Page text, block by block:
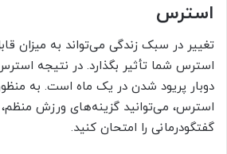
استرس
تغییر در سبک زندگی می‌تواند به میزان
استرس شما تأثیر بگذارد. در نتیجه
دوبار پریود شدن در یک ماه است. به
استرس، می‌توانید گزینه‌های ورزش
گفتگودرمانی را امتحان کنید.